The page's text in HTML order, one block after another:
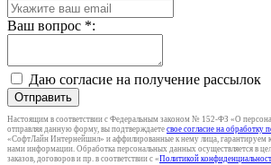
Ваш вопрос *:
Даю согласие на получение рассылок
Отправить
Настоящим в соответствии с Федеральным законом № 152-ФЗ «О
отправляя данную форму, вы подтверждаете свое согласие на обработку
«СофтЛайн Интернейшнл» и аффилированные к нему лица, гарантируем
нами информации. Обработка персональных данных осуществляется в
заказов, договоров и пр. в соответствии с «Политикой